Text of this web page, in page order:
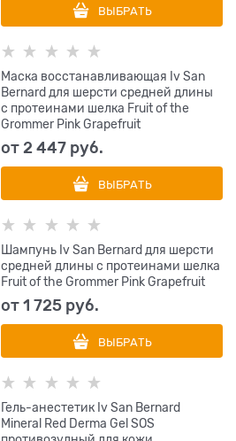
ВЫБРАТЬ
Маска восстанавливающая Iv San
Bernard для шерсти средней длины
с протеинами шелка Fruit of the
Grommer Pink Grapefruit
от2 447 руб.
ВЫБРАТЬ
Шампунь Iv San Bernard для шерсти
средней длины с протеинами шелка
Fruit of the Grommer Pink Grapefruit
от1 725 руб.
ВЫБРАТЬ
Гель-анестетик Iv San Bernard
Mineral Red Derma Gel SOS